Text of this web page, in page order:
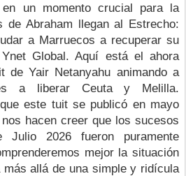
un momento crucial para la
de Abraham llegan al Estrecho:
a Marruecos a recuperar su
Global. Aquí está el ahora
de Yair Netanyahu animando a
a liberar Ceuta y Melilla.
este tuit se publicó en mayo
hacen creer que los sucesos
2026 fueron puramente
mejor la situación
allá de una simple y ridícula